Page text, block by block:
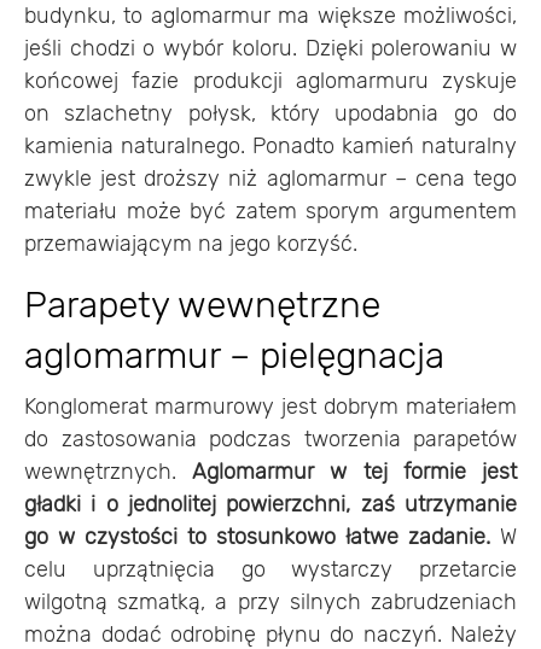
budynku, to aglomarmur ma większe możliwości,
jeśli chodzi o wybór koloru. Dzięki polerowaniu w
końcowej fazie produkcji aglomarmuru zyskuje
on szlachetny połysk, który upodabnia go do
kamienia naturalnego. Ponadto kamień naturalny
zwykle jest droższy niż aglomarmur – cena tego
materiału może być zatem sporym argumentem
przemawiającym na jego korzyść.
Parapety wewnętrzne
aglomarmur – pielęgnacja
Konglomerat marmurowy jest dobrym materiałem
do zastosowania podczas tworzenia parapetów
wewnętrznych.Aglomarmur w tej formie jest
gładki i o jednolitej powierzchni, zaś utrzymanie
go w czystości to stosunkowo łatwe zadanie. W
celu uprzątnięcia go wystarczy przetarcie
wilgotną szmatką, a przy silnych zabrudzeniach
można dodać odrobinę płynu do naczyń. Należy